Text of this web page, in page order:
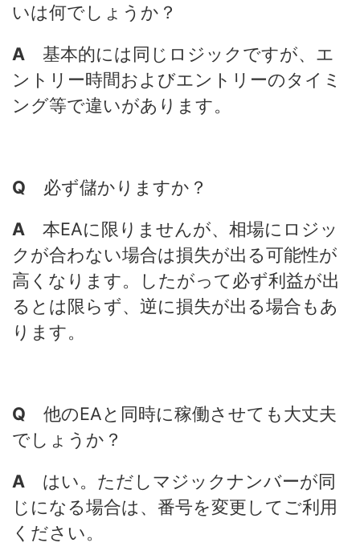
いは何でしょうか？
A 基本的には同じロジックですが、エ
ントリー時間およびエントリーのタイミ
ング等で違いがあります。
Q 必ず儲かりますか？
A 本EAに限りませんが、相場にロジッ
クが合わない場合は損失が出る可能性が
高くなります。したがって必ず利益が出
るとは限らず、逆に損失が出る場合もあ
ります。
Q 他のEAと同時に稼働させても大丈夫
でしょうか？
A はい。ただしマジックナンバーが同
じになる場合は、番号を変更してご利用
ください。